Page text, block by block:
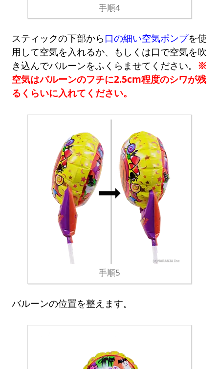
手順4
スティックの下部から 口の細い空気ポンプを使
用して空気を入れるか、もしくは口で空気を吹
き込んでバルーンをふくらませてください。 ※
空気はバルーンのフチに2.5cm程度のシワが残
るくらいに入れてください。
手順5
バルーンの位置を整えます。